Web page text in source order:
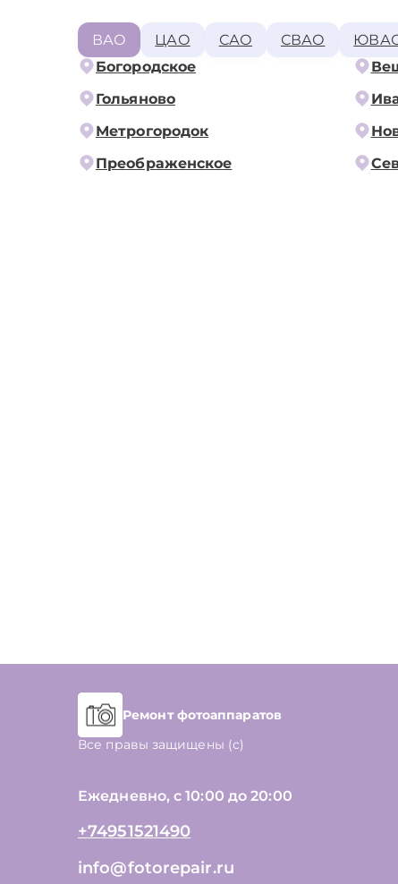
ВАО ЦАО САО СВАО
Богородское
Гольяново
Метрогородок
Преображенское
Ремонт фотоаппаратов
Все правы защищены (с)
Ежедневно, с 10:00 до 20:00
+74951521490
info@fotorepair.ru